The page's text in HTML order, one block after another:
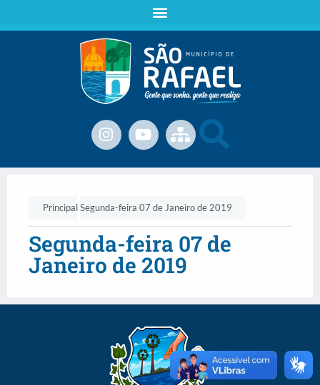
PrincipalSegunda-feira 07 de Janeiro de 2019
Segunda-feira 07 de
Janeiro de 2019